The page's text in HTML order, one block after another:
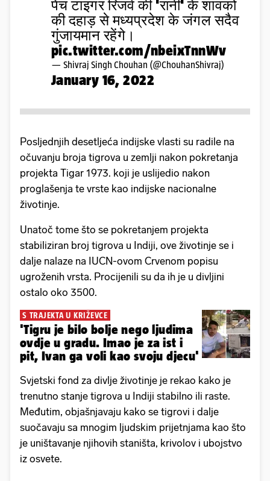
पेंच टाइगर रिजर्व की 'रानी' के शावकों
की दहाड़ से मध्यप्रदेश के जंगल सदैव
गुंजायमान रहेंगे।
pic.twitter.com/nbeixTnnWv
— Shivraj Singh Chouhan (@ChouhanShivraj)
January 16, 2022
Posljednjih desetljeća indijske vlasti su radile na
očuvanju broja tigrova u zemlji nakon pokretanja
projekta Tigar 1973. koji je uslijedio nakon
proglašenja te vrste kao indijske nacionalne
životinje.
Unatoč tome što se pokretanjem projekta
stabiliziran broj tigrova u Indiji, ove životinje se i
dalje nalaze na IUCN-ovom Crvenom popisu
ugroženih vrsta. Procijenili su da ih je u divljini
ostalo oko 3500.
S TRAJEKTA U KRIŽEVCE
'Tigru je bilo bolje nego ljudima
ovdje u gradu. Imao je za ist i
pit, Ivan ga voli kao svoju djecu'
Svjetski fond za divlje životinje je rekao kako je
trenutno stanje tigrova u Indiji stabilno ili raste.
Međutim, objašnjavaju kako se tigrovi i dalje
suočavaju sa mnogim ljudskim prijetnjama kao što
je uništavanje njihovih staništa, krivolov i ubojstvo
iz osvete.